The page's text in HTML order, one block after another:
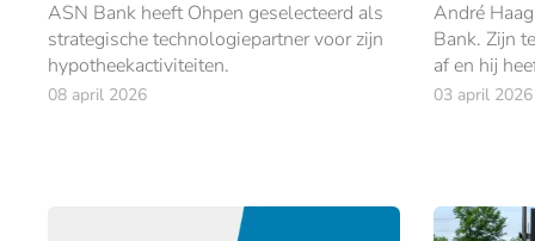
ASN Bank heeft Ohpen geselecteerd als
strategische technologiepartner voor zijn
hypotheekactiviteiten.
08 april 2026
André
Bank. Zijn
af en hij
verlengen.
03 april 2026